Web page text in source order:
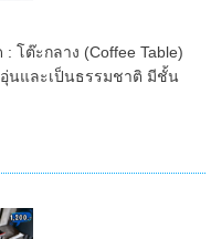
: โต๊ะกลาง (Coffee Table)
อุ่นและเป็นธรรมชาติ มีชั้น